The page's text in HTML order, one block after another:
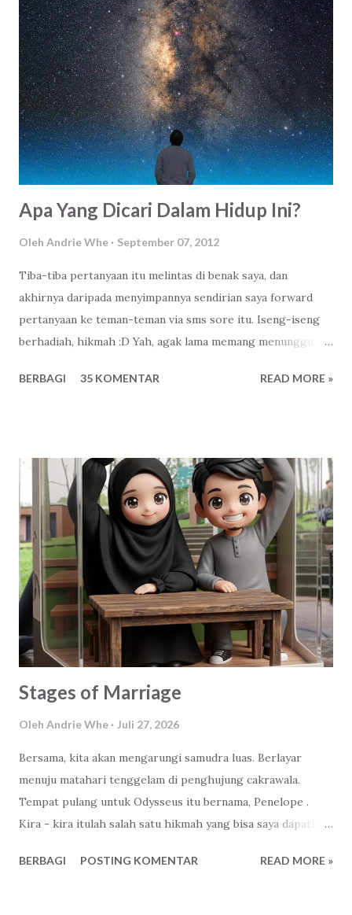
menghadiri event bernama Ulang Tahun ke 3 Blogger
Bekasi pada tanggal 8 September 2012 yang
diselenggarakan di Balai Patriot , Kantor Walikota Bekasi
. Penasaran saya searching alamat webnya, alamat Facebook
baik grup dan halaman fanspagenya dan tidak ketinggalan
twitternya. Lalu singkat cerita dengan berani dan agak ragu
saya mengisi form pendaftaran tanda akan hadir disana, di
acara Ulang Tahun ke...
Apa Yang Dicari Dalam Hidup Ini?
Oleh Andrie Whe September 07, 2012
Tiba-tiba pertanyaan itu melintas di benak saya, dan
akhirnya daripada menyimpannya sendirian saya forward
pertanyaan ke teman-teman via sms sore itu. Iseng-iseng
berhadiah, hikmah :D Yah, agak lama memang menunggu
mungkin teman-teman saya mulai berpikir apa yang paling
yaa :v Anonymous I : Kebahagiaan Anonymous II : Dimana
aku bisa menemukan cinta sejati dari wanita yang sholeha
yang bisa selalu mengingatkan kalo aku salah/khilaf. Yang
bisa membimbing aku menjadi suami yang sholeh untuk
keluargaku. Anonymous III : Ketenangan hati Anonymous IV
: Rizki dari Yang Maha Kuasa Jawaban yang beragam bukan?
Jawaban-jawaban itu menurut analisis saya sebagai pakar
bla-bla-bla :D . Datang dari latar belakang, situasi dan
kondisi teman-tema...
BERBAGI 35 KOMENTAR READ MORE »
Stages of Marriage
Oleh Andrie Whe Juli 27, 2026
Bersama, kita akan mengarungi samudra luas. Berlayar
menuju matahari tenggelam di penghujung cakrawala.
Tempat pulang untuk Odysseus itu bernama, Penelope .
Kira - kira itulah salah satu hikmah yang bisa saya dapatkan
lebih tiga jam. Untungnya, tanpa direncanakan dan sudah
BERBAGI POSTING KOMENTAR READ MORE »